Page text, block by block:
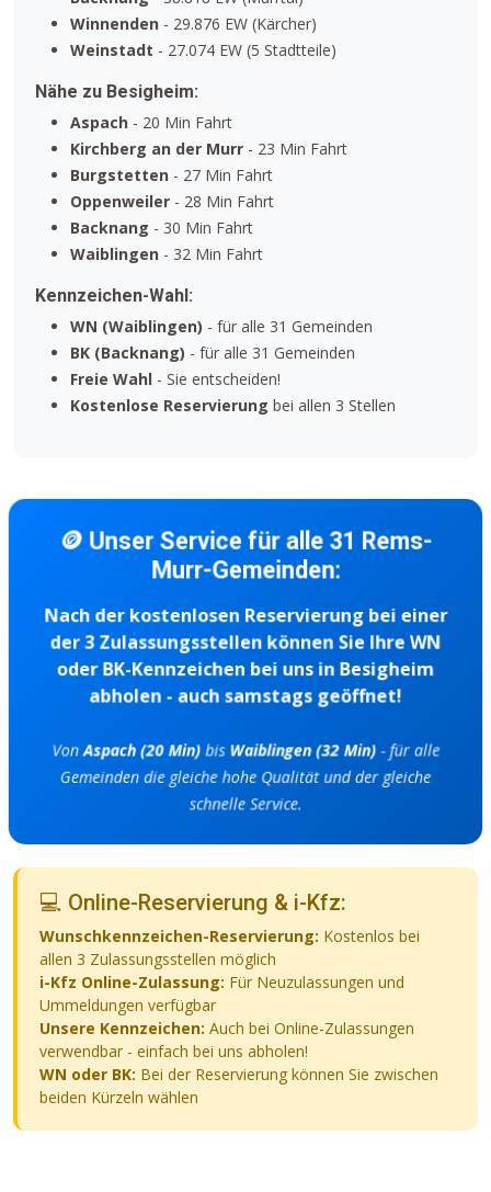
Winnenden - 29.876 EW (Kärcher)
Weinstadt - 27.074 EW (5 Stadtteile)
Nähe zu Besigheim:
Aspach - 20 Min Fahrt
Kirchberg an der Murr - 23 Min Fahrt
Burgstetten - 27 Min Fahrt
Oppenweiler - 28 Min Fahrt
Backnang - 30 Min Fahrt
Waiblingen - 32 Min Fahrt
Kennzeichen-Wahl:
WN (Waiblingen) - für alle 31 Gemeinden
BK (Backnang) - für alle 31 Gemeinden
Freie Wahl - Sie entscheiden!
Kostenlose Reservierung bei allen 3 Stellen
🪙 Unser Service für alle 31 Rems-
Murr-Gemeinden:
Nach der kostenlosen Reservierung bei einer
der 3 Zulassungsstellen können Sie Ihre WN
oder BK-Kennzeichen bei uns in Besigheim
abholen - auch samstags geöffnet!
VonAspach (20 Min) bis Waiblingen (32 Min)- für alle
Gemeinden die gleiche hohe Qualität und der gleiche
schnelle Service.
💻 Online-Reservierung & i-Kfz:
Wunschkennzeichen-Reservierung: Kostenlos bei
allen 3 Zulassungsstellen möglich
i-Kfz Online-Zulassung: Für Neuzulassungen und
Ummeldungen verfügbar
Unsere Kennzeichen: Auch bei Online-Zulassungen
verwendbar - einfach bei uns abholen!
WN oder BK: Bei der Reservierung können Sie zwischen
beiden Kürzeln wählen